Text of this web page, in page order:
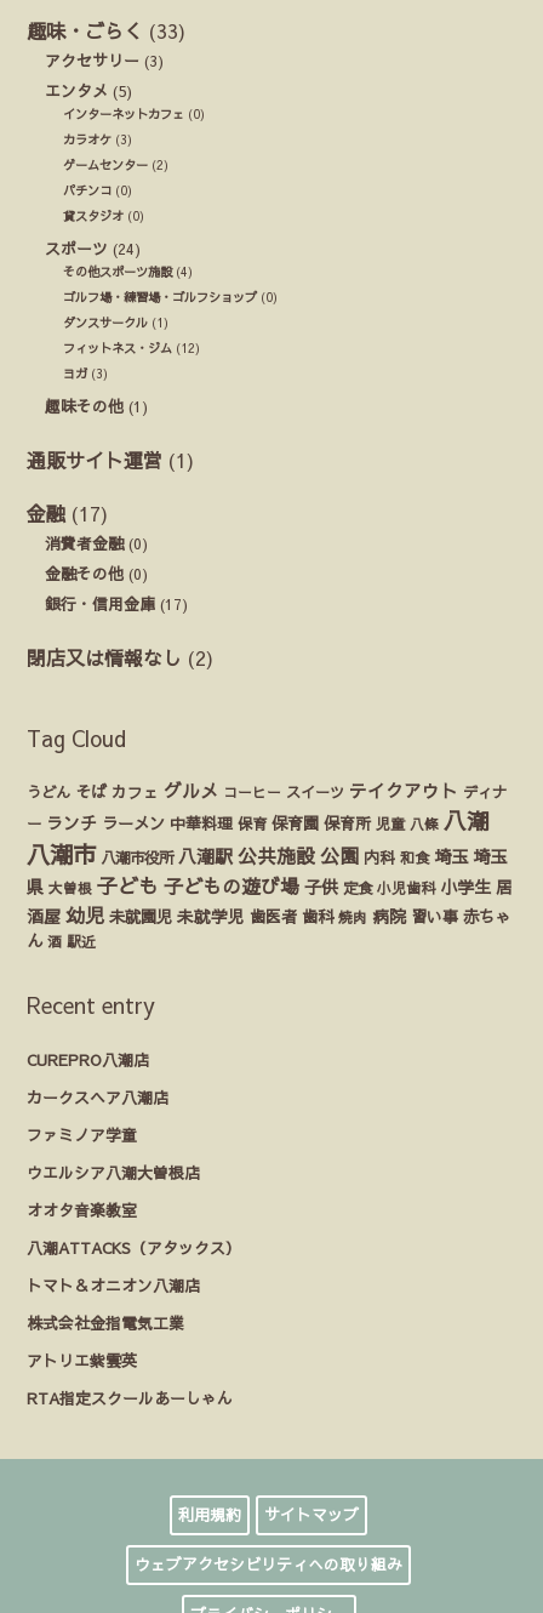
趣味・ごらく (33)
アクセサリー (3)
エンタメ (5)
インターネットカフェ (0)
カラオケ (3)
ゲームセンター (2)
パチンコ (0)
貸スタジオ (0)
スポーツ (24)
その他スポーツ施設(4)
ゴルフ場・練習場・ゴルフショップ(0)
ダンスサークル (1)
フィットネス・ジム (12)
ヨガ (3)
趣味その他 (1)
通販サイト運営 (1)
金融 (17)
消費者金融(0)
金融その他 (0)
銀行・信用金庫 (17)
閉店又は情報なし (2)
Tag Cloud
うどん そば カフェ グルメ コーヒー スイーツ テイクアウト ディナ
ー ランチ ラーメン 中華料理 保育 保育園 保育所 児童 八條 八潮
八潮市 八潮市役所 八潮駅 公共施設 公園 内科 和食 埼玉 埼玉
県 大曽根 子ども 子どもの遊び場 子供 定食 小児歯科 小学生 居
酒屋 幼児 未就園児 未就学児 歯医者 歯科 焼肉 病院 習い事 赤ちゃ
ん 酒 駅近
Recent entry
CUREPRO八潮店
カークスヘア八潮店
ファミノア学童
ウエルシア八潮大曽根店
オオタ音楽教室
八潮ATTACKS（アタックス）
トマト＆オニオン八潮店
株式会社金指電気工業
アトリエ紫雲英
RTA指定スクールあーしゃん
利用規約 サイトマップ
ウェブアクセシビリティへの取り組み